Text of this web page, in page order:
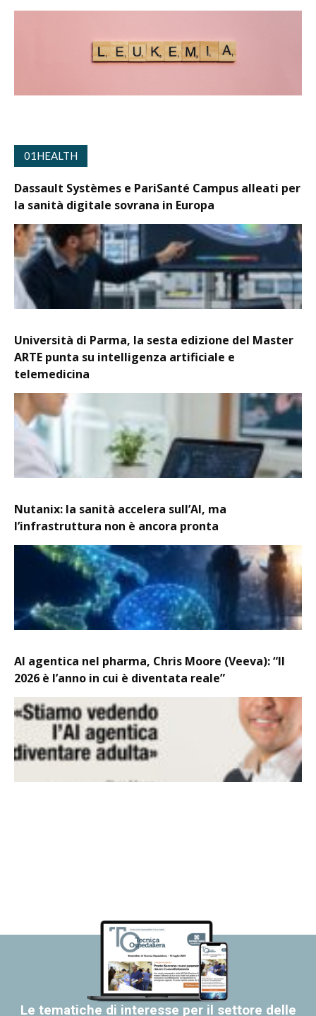
01HEALTH
Dassault Systèmes e PariSanté Campus alleati per
la sanità digitale sovrana in Europa
Università di Parma, la sesta edizione del Master
ARTE punta su intelligenza artificiale e
telemedicina
Nutanix: la sanità accelera sull’AI, ma
l’infrastruttura non è ancora pronta
AI agentica nel pharma, Chris Moore (Veeva): “Il
2026 è l’anno in cui è diventata reale”
Le tematiche di interesse per il settore delle